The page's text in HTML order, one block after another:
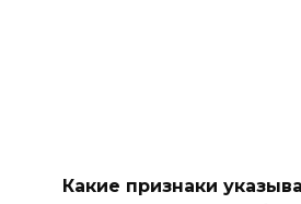
Какие признаки